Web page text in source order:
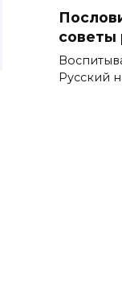
советы
Русский